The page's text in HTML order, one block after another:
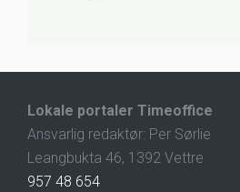
Lokale portaler Timeoffice
Ansvarlig redaktør: Per Sørlie
Leangbukta 46, 1392 Vettre
957 48 654